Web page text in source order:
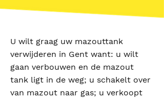
U wilt graag uw mazouttank
verwijderen in Gent want: u wilt
gaan verbouwen en de mazout
tank ligt in de weg; u schakelt over
van mazout naar gas; u verkoopt